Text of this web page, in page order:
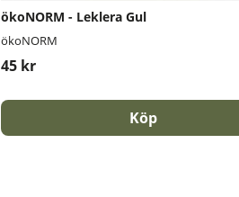
ökoNORM - Leklera Gul
ökoNORM
45 kr
Köp